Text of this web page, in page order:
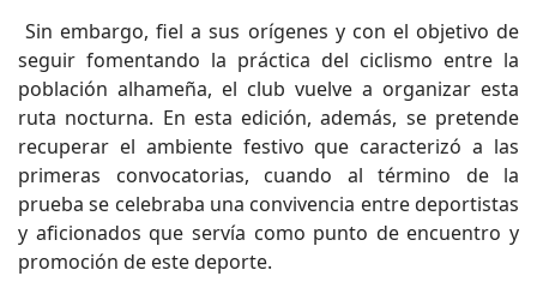
Sin embargo, fiel a sus orígenes y con el objetivo de
seguir fomentando la práctica del ciclismo entre la
población alhameña, el club vuelve a organizar esta
ruta nocturna. En esta edición, además, se pretende
recuperar el ambiente festivo que caracterizó a las
primeras convocatorias, cuando al término de la
prueba se celebraba una convivencia entre deportistas
y aficionados que servía como punto de encuentro y
promoción de este deporte.